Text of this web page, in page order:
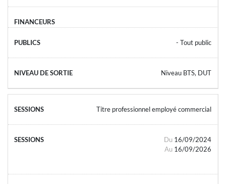
- Tout public
Niveau BTS, DUT
Titre professionnel employé commercial
Du 16/09/2024
Au 16/09/2026